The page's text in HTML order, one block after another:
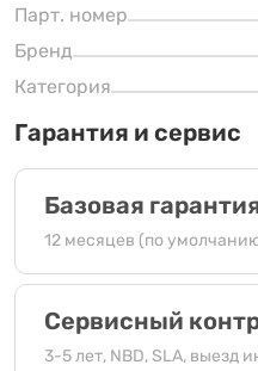
Парт. номер
Бренд
Категория
Гарантия и сервис
Базовая
12 месяцев (по
Сервисный
3-5 лет, NBD, SLA, выезд